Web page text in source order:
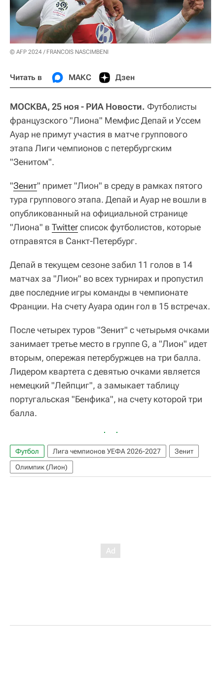
© AFP 2024 / FRANCOIS NASCIMBENI
Читать в МАКС Дзен
МОСКВА, 25 ноя - РИА Новости. Футболисты
французского "Лиона" Мемфис Депай и Уссем
Ауар не примут участия в матче группового
этапа Лиги чемпионов с петербургским
"Зенитом".
"Зенит" примет "Лион" в среду в рамках пятого
тура группового этапа. Депай и Ауар не вошли в
опубликованный на официальной странице
"Лиона" в Twitterсписок футболистов, которые
отправятся в Санкт-Петербург.
Депай в текущем сезоне забил 11 голов в 14
матчах за "Лион" во всех турнирах и пропустил
две последние игры команды в чемпионате
Франции. На счету Ауара один гол в 15 встречах.
После четырех туров "Зенит" с четырьмя очками
занимает третье место в группе G, а "Лион" идет
вторым, опережая петербуржцев на три балла.
Лидером квартета с девятью очками является
немецкий "Лейпциг", а замыкает таблицу
португальская "Бенфика", на счету которой три
балла.
Футбол Лига чемпионов УЕФА 2026-2027
Зенит
Олимпик (Лион)